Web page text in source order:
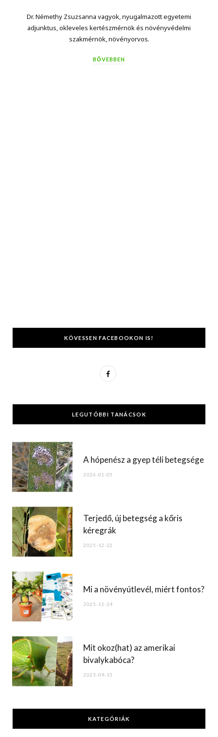
Dr. Némethy Zsuzsanna vagyok, nyugalmazott egyetemi
adjunktus, okleveles kertészmérnök és növényvédelmi
szakmérnök, növényorvos.
BŐVEBBEN
KÖVESSEN FACEBOOKON IS!
F
c
e
o
LEGUTÓBBI TANÁCSOK
A hópenész a gyep téli betegsége
2026-01-05
Terjedő, új betegség a kőris
kéregrák
2025-12-22
Mi a növényútlevél, miért fontos?
2025-11-24
Mit okoz(hat) az amerikai
bivalykabóca?
2025-09-15
KATEGÓRIÁK